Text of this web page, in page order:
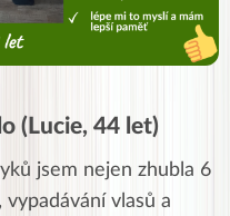
(Lucie, 44 let)
jsem nejen zhubla 6
vypadávání vlasů a